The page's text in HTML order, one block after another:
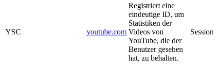
YSC youtube.com
Registriert eine
eindeutige ID, um
Statistiken der
Videos von
YouTube, die der
Benutzer gesehen
hat, zu behalten.
Session